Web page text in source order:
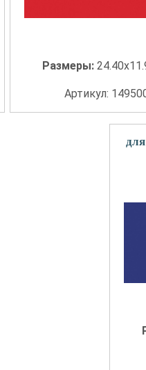
Размеры:
Артикул: